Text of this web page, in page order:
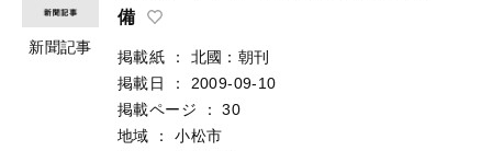
新聞記事
備
掲載紙 ：
北國：朝刊
掲載日
：
2009-09-10
掲載ページ
：
30
地域
：
小松市